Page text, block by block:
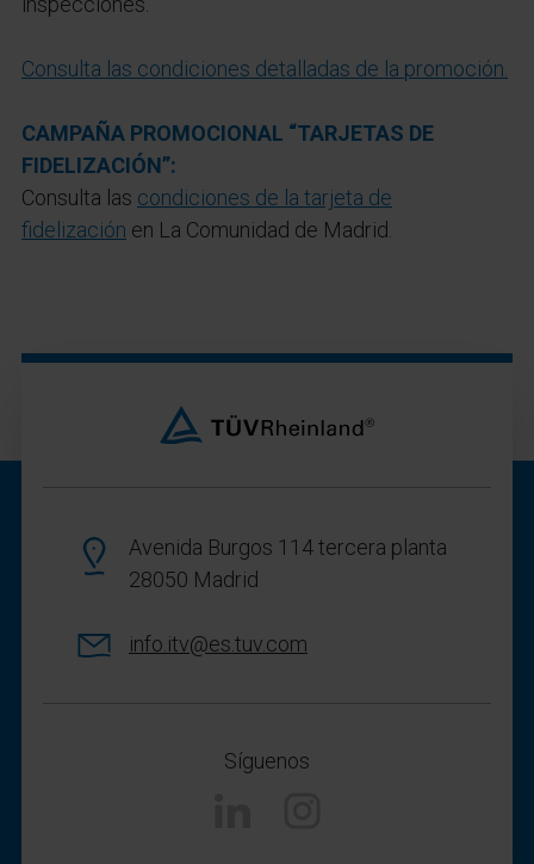
Consulta las condiciones detalladas de la promoción.
CAMPAÑA PROMOCIONAL “TARJETAS DE
FIDELIZACIÓN”:
Consulta las condiciones de la tarjeta de
fidelización en La Comunidad de Madrid.
Avenida Burgos 114 tercera planta
28050 Madrid
info.itv@es.tuv.com
Síguenos